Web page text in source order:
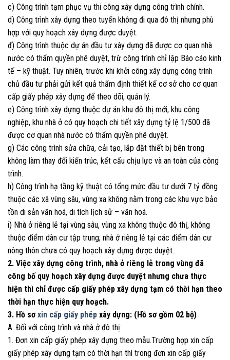
c) Công trình tạm phục vụ thi công xây dựng công trình chính.
d) Công trình xây dựng theo tuyến không đi qua đô thị nhưng phù
hợp với quy hoạch xây dựng được duyệt.
đ) Công trình thuộc dự án đầu tư xây dựng đã được cơ quan nhà
nước có thẩm quyền phê duyệt, trừ công trình chỉ lập Báo cáo kinh
tế – kỹ thuật. Tuy nhiên, trước khi khởi công xây dựng công trình
chủ đầu tư phải gửi kết quả thẩm định thiết kế cơ sở cho cơ quan
cấp giấy phép xây dựng để theo dõi, quản lý.
e) Công trình xây dựng thuộc dự án khu đô thị mới, khu công
nghiệp, khu nhà ở có quy hoạch chi tiết xây dựng tỷ lệ 1/500 đã
được cơ quan nhà nước có thẩm quyền phê duyệt.
g) Các công trình sửa chữa, cải tạo, lắp đặt thiết bị bên trong
không làm thay đổi kiến trúc, kết cấu chịu lực và an toàn của công
trình.
h) Công trình hạ tầng kỹ thuật có tổng mức đầu tư dưới 7 tỷ đồng
thuộc các xã vùng sâu, vùng xa không nằm trong các khu vực bảo
tồn di sản văn hoá, di tích lịch sử – văn hoá.
i) Nhà ở riêng lẻ tại vùng sâu, vùng xa không thuộc đô thị, không
thuộc điểm dân cư tập trung; nhà ở riêng lẻ tại các điểm dân cư
nông thôn chưa có quy hoạch xây dựng được duyệt.
2. Việc xây dựng công trình, nhà ở riêng lẻ trong vùng đã
công bố quy hoạch xây dựng được duyệt nhưng chưa thực
hiện thì chỉ được cấp giấy phép xây dựng tạm có thời hạn theo
thời hạn thực hiện quy hoạch.
3. Hồ sơ xin cấp giấy phép xây dựng: (Hồ sơ gồm 02 bộ)
A. Đối với công trình và nhà ở đô thị:
1. Đơn xin cấp giấy phép xây dựng theo mẫu.Trường hợp xin cấp
giấy phép xây dựng tạm có thời hạn thì trong đơn xin cấp giấy